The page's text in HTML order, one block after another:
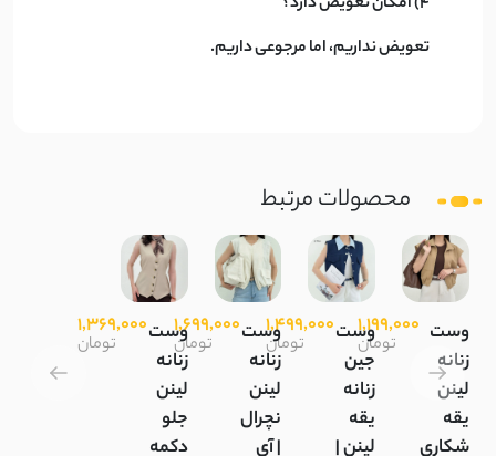
تعویض نداریم، اما مرجوعی داریم.
محصولات مرتبط
وست
زنانه
لینن
یقه
شکاری
1,199,000
تومانوست
جین
زنانه
یقه
لینن |
1,499,000
تومانوست
زنانه
لینن
نچرال
| آی
1,699,000
تومانوست
زنانه
لینن
جلو
دکمه
1,369,000
تومان